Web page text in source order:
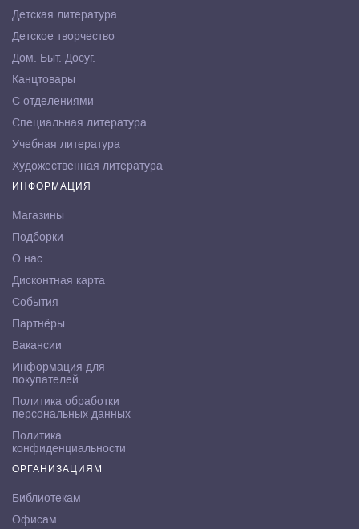
Детская литература
Детское творчество
Дом. Быт. Досуг.
Канцтовары
С отделениями
Специальная литература
Учебная литература
Художественная литература
ИНФОРМАЦИЯ
Магазины
Подборки
О нас
Дисконтная карта
События
Партнёры
Вакансии
Информация для
покупателей
Политика обработки
персональных данных
Политика
конфиденциальности
ОРГАНИЗАЦИЯМ
Библиотекам
Офисам